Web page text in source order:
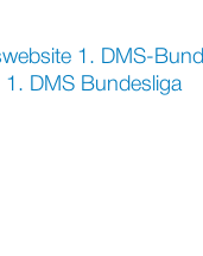
1. DMS-
1. DMS Bundesliga